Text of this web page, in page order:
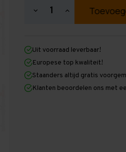
Hoeveelheid
5.000
mm
x
26.300
mm
x
1.100
Hoeveelheid
verhogen
5.000
mm
x
26.300
mm
x
1.100
Uit voorraad leverbaar!
Europese top kwaliteit!
Staanders altijd gratis
Klanten beoordelen ons met